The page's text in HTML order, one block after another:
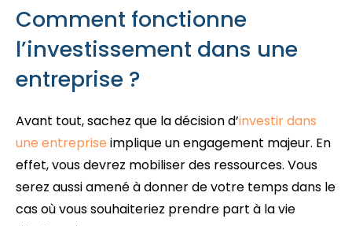
Comment fonctionne
l’investissement dans une
entreprise ?
Avant tout, sachez que la décision d’investir dans
une entreprise implique un engagement majeur. En
effet, vous devrez mobiliser des ressources. Vous
serez aussi amené à donner de votre temps dans le
cas où vous souhaiteriez prendre part à la vie